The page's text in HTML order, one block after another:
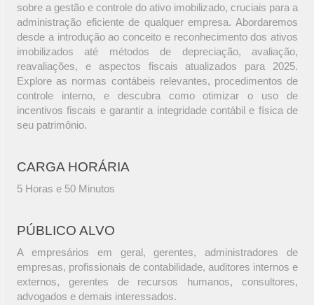
sobre a gestão e controle do ativo imobilizado, cruciais para a
administração eficiente de qualquer empresa. Abordaremos
desde a introdução ao conceito e reconhecimento dos ativos
imobilizados até métodos de depreciação, avaliação,
reavaliações, e aspectos fiscais atualizados para 2025.
Explore as normas contábeis relevantes, procedimentos de
controle interno, e descubra como otimizar o uso de
incentivos fiscais e garantir a integridade contábil e física de
seu patrimônio.
CARGA HORÁRIA
5 Horas e 50 Minutos
PÚBLICO ALVO
A empresários em geral, gerentes, administradores de
empresas, profissionais de contabilidade, auditores internos e
externos, gerentes de recursos humanos, consultores,
advogados e demais interessados.